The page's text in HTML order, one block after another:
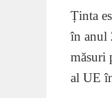
Ținta
în anul
măsuri
al UE